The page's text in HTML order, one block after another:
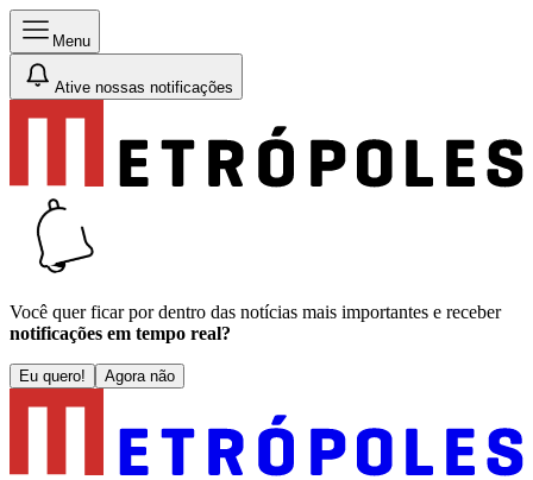
Menu
Ative nossas notificações
Você quer ficar por dentro das notícias mais importantes e receber
notificações em tempo real?
Eu quero! Agora não